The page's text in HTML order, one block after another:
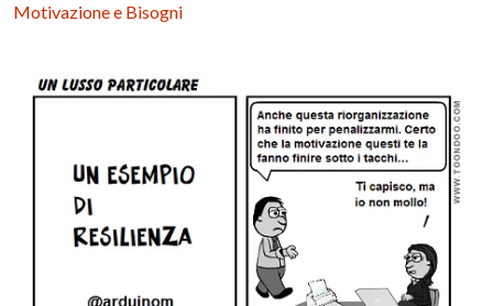
Motivazione e Bisogni